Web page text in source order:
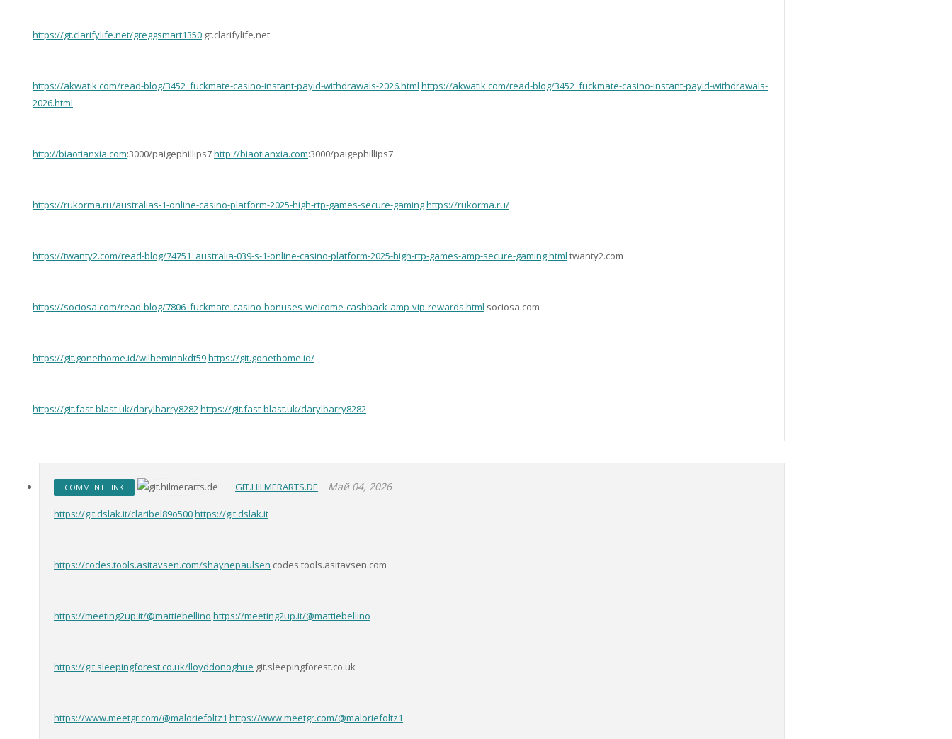
https://gt.clarifylife.net/greggsmart1350 gt.clarifylife.net
https://akwatik.com/read-blog/3452_fuckmate-casino-instant-payid-withdrawals-2026.html https://akwatik.com/read-blog/3452_fuckmate-casino-instant-payid-withdrawals-
2026.html
http://biaotianxia.com:3000/paigephillips7http://biaotianxia.com:3000/paigephillips7
https://rukorma.ru/australias-1-online-casino-platform-2025-high-rtp-games-secure-gaminghttps://rukorma.ru/
https://twanty2.com/read-blog/74751_australia-039-s-1-online-casino-platform-2025-high-rtp-games-amp-secure-gaming.html twanty2.com
https://sociosa.com/read-blog/7806_fuckmate-casino-bonuses-welcome-cashback-amp-vip-rewards.html sociosa.com
https://git.gonethome.id/wilheminakdt59https://git.gonethome.id/
https://git.fast-blast.uk/darylbarry8282https://git.fast-blast.uk/darylbarry8282
COMMENT LINK GIT.HILMERARTS.DE Май 04, 2026
https://git.dslak.it/claribel89o500https://git.dslak.it
https://codes.tools.asitavsen.com/shaynepaulsen codes.tools.asitavsen.com
https://meeting2up.it/@mattiebellino https://meeting2up.it/@mattiebellino
https://git.sleepingforest.co.uk/lloyddonoghue git.sleepingforest.co.uk
https://www.meetgr.com/@maloriefoltz1 https://www.meetgr.com/@maloriefoltz1